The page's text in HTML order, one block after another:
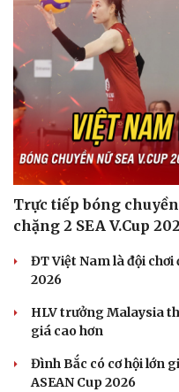
Văn hóa
Văn học
Âm nhạc
Di sản
Trực tiếp bóng
chặng 2 SEA V.Cup
ĐT Việt Nam là đội chơi
2026
HLV trưởng Malaysia
giá cao hơn
Đình Bắc có cơ hội lớn
ASEAN Cup 2026